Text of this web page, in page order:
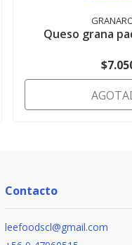
Queso grana
Contacto
leefoodscl@gmail.com